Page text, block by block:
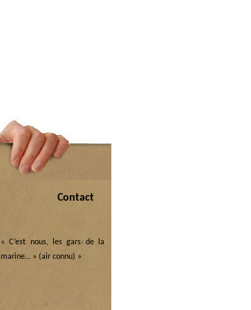
Contact
« C’est nous, les gars de la
marine… » (air connu) »